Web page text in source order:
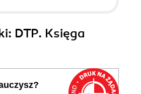
: DTP. Księga